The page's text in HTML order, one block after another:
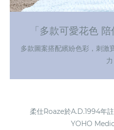
「多款可愛花色
多款圖案搭配繽紛色彩，刺激
力
柔仕Roaze於A.D.1994年
YOHO